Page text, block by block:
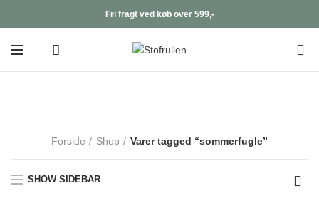
Fri fragt ved køb over 599,-
Forside Shop Varer tagged “sommerfugle”
SHOW SIDEBAR